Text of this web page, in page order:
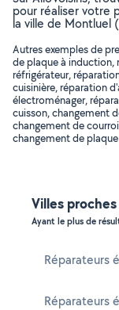
pour réaliser votre
la ville de Montluel
Autres exemples de
de plaque à
réfrigérateur,
cuisinière, réparation
électroménager,
cuisson, changement
changement de
changement de
Villes proches
Ayant le plus de
Réparateurs
Réparateurs